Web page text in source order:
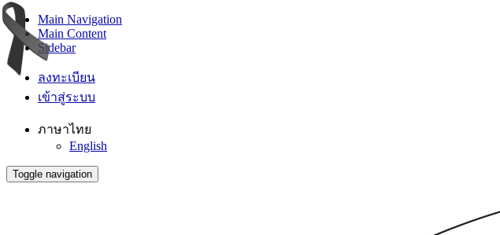
Main Navigation
Main Content
Sidebar
ลงทะเบียน
เข้าสู่ระบบ
ภาษาไทย
English
Toggle navigation